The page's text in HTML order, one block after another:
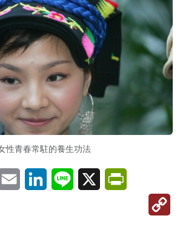
性青春常駐的養生功法
Email LinkedInLine X